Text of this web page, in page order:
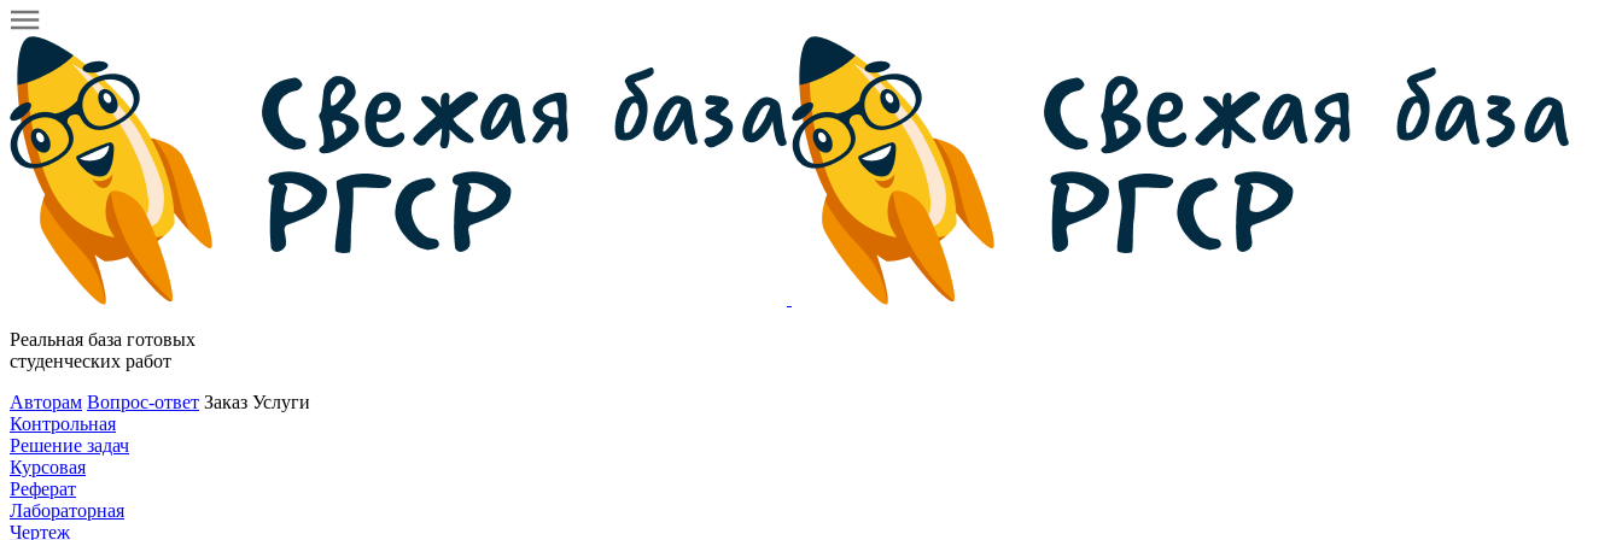
Реальная база готовых
студенческих работ
Авторам Вопрос-ответ Заказ Услуги
Контрольная
Решение задач
Курсовая
Реферат
Лабораторная
Чертеж